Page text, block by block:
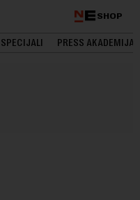
SHOP
SPECIJALI PRESS AKADEMIJA